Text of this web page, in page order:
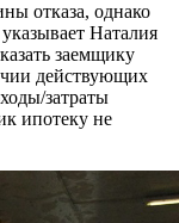
отказа, однако
Наталия
заемщику
действующих
затраты
ипотеку не